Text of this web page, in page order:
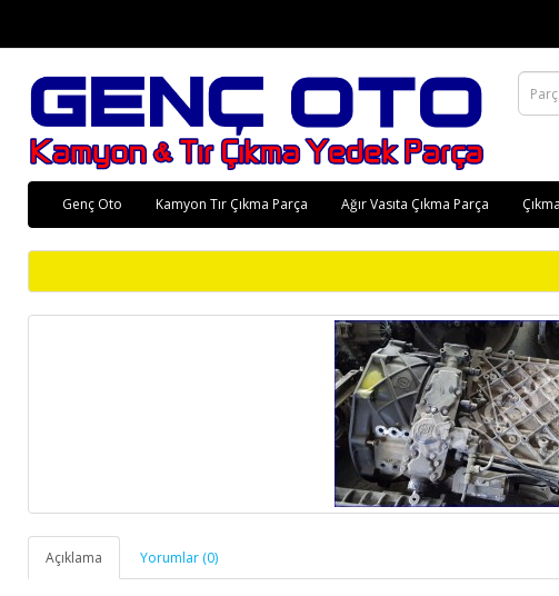
Genç Oto Kamyon Tır Çıkma Parça Ağır Vasıta Çıkma Parça
Açıklama Yorumlar (0)